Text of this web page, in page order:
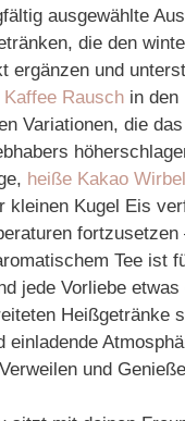
ausgewählte
die den
ergänzen und
Rausch in den
Variationen, die
heiße Kakao Wirbel
kleinen Kugel Eis
Tee ist
jede Vorliebe
Heißgetränke
einladende
und